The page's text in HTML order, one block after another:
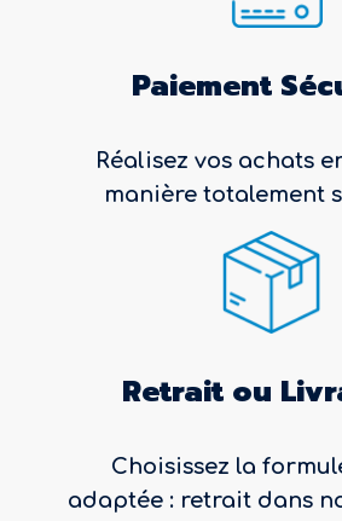
Paiement
Réalisez vos achats
manière totalement
Retrait ou
Choisissez la
adaptée : retrait dans